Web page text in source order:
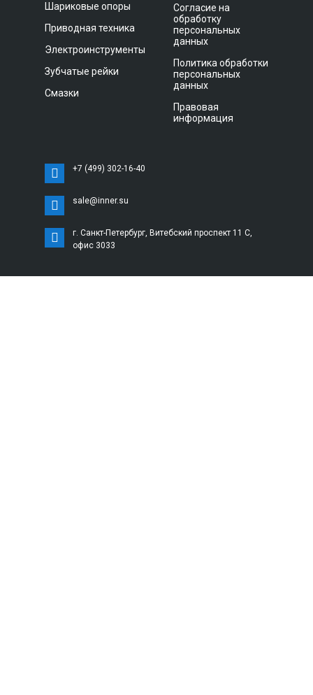
Шариковые опоры
Приводная техника
Электроинструменты
Зубчатые рейки
Смазки
Согласие на
обработку
персональных
данных
Политика обработки
персональных
данных
Правовая
информация
+7 (499) 302-16-40
sale@inner.su
г. Санкт-Петербург, Витебский проспект 11 С,
офис 3033